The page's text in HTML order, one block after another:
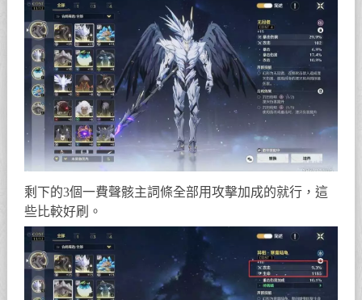
剩下的3個一費聲骸主詞條全部用攻擊加成的就行，這
些比較好刷。